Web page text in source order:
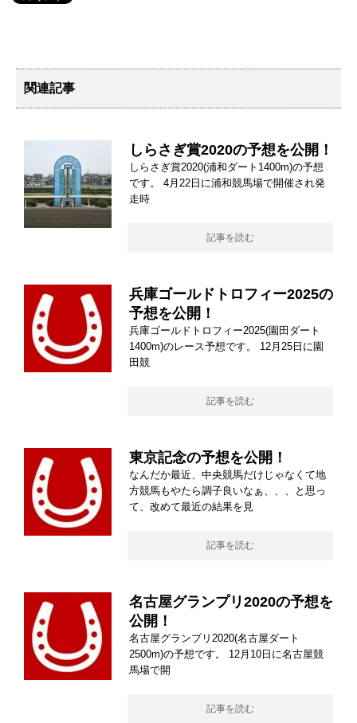
関連記事
しらさぎ賞2020の予想を公開！
しらさぎ賞2020(浦和ダート1400m)の予想
です。 4月22日に浦和競馬場で開催され発
走時
記事を読む
兵庫ゴールドトロフィー2025の
予想を公開！
兵庫ゴールドトロフィー2025(園田ダート
1400m)のレース予想です。 12月25日に園
田競
記事を読む
東京記念の予想を公開！
なんだか最近、中央競馬だけじゃなくて地
方競馬もやたら調子良いなぁ、、、と思っ
て、改めて最近の結果を見
記事を読む
名古屋グランプリ2020の予想を
公開！
名古屋グランプリ2020(名古屋ダート
2500m)の予想です。 12月10日に名古屋競
馬場で開
記事を読む